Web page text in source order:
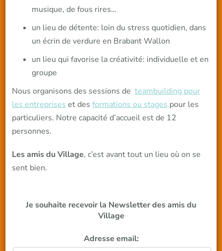
musique, de fous rires…
un lieu de détente: loin du stress quotidien, dans
un écrin de verdure en Brabant Wallon
un lieu qui favorise la créativité: individuelle et en
groupe
Nous organisons des sessions de teambuilding pour
les entreprises et des formations ou stages pour les
particuliers. Notre capacité d’accueil est de 12
personnes.
Les amis du Village, c’est avant tout un lieu où on se
sent bien.
Je souhaite recevoir la Newsletter des amis du
Village
Adresse email: